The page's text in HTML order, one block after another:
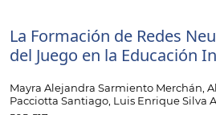
La Formación de Redes
del Juego en la Educación
Mayra Alejandra Sarmiento Merchán,
Pacciotta Santiago, Luis Enrique Silva